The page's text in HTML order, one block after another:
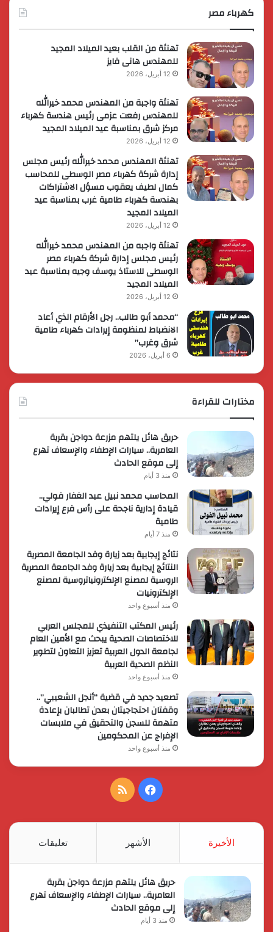
الوزارية
كهرباء مصر
تهنئة من القلب بعيد الميلاد المجيد
للمهندس هانى فايز
12 أبريل، 2026
تهنئة واجبة من المهندس محمد خيرالله
للمهندس رفعت عزمى رئيس هندسة كهرباء
مركز شرق بمناسبة عيد الميلاد المجيد
12 أبريل، 2026
تهنئة المهندس محمد خيرالله رئيس مجلس
إدارة شركة كهرباء مصر الوسطى للمحاسب
كمال لطيف يعقوب مسؤل الاشتراكات
بهندسة كهرباء طامية غرب بمناسبة عيد
الميلاد المجيد
12 أبريل، 2026
تهنئة واجبه من المهندس محمد خيرالله
رئيس مجلس إدارة شركة كهرباء مصر
الوسطى للاستاذ يوسف وجيه بمناسبة عيد
الميلاد المجيد
12 أبريل، 2026
“محمد أبو طالب.. رجل الأرقام الذي أعاد
الانضباط لمنظومة إيرادات كهرباء طامية
شرق وغرب”
6 أبريل، 2026
مختارات للقراءة
حريق هائل يلتهم مزرعة دواجن بقرية
العامرية.. سيارات الإطفاء والإسعاف تهرع
إلى موقع الحادث
منذ 3 أيام
المحاسب محمد نبيل عبد الغفار فولي..
قيادة إدارية ناجحة على رأس فرع إيرادات
طامية
منذ 7 أيام
نتائج إيجابية بعد زيارة وفد الجامعة المصرية
النتائج إيجابية بعد زيارة وفد الجامعة المصرية
الروسية لمصنع الإلكترونياتروسية لمصنع
الإلكترونيات
منذ أسبوع واحد
رئيس المكتب التنفيذي للمجلس العربي
للاختصاصات الصحية يبحث مع الأمين العام
لجامعة الدول العربية تعزيز التعاون لتطوير
النظم الصحية العربية
منذ أسبوع واحد
تصعيد جديد في قضية “أنجل الشعيبي”..
وقفتان احتجاجيتان بعدن تطالبان بإعادة
متهمة للسجن والتحقيق في ملابسات
الإفراج عن المحكومين
منذ أسبوع واحد
فيسبوكملخص
الأخيرة الأشهر تعليقات
حريق هائل يلتهم مزرعة دواجن بقرية
العامرية.. سيارات الإطفاء والإسعاف تهرع
إلى موقع الحادث
منذ 3 أيام